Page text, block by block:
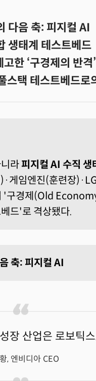
다음 축: 피지컬 AI
생태계 테스트베드
한 ‘구경제의 반격’
스택 테스트베드로
라 피지컬 AI 수직 생
게임엔진(훈련장
'구경제(Old
드'로 격상됐다.
축: 피지컬 AI
장 산업은 로보틱
, 엔비디아 CEO